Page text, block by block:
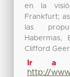
en la
Frankfurt;
las
Clifford
Ir a
http://